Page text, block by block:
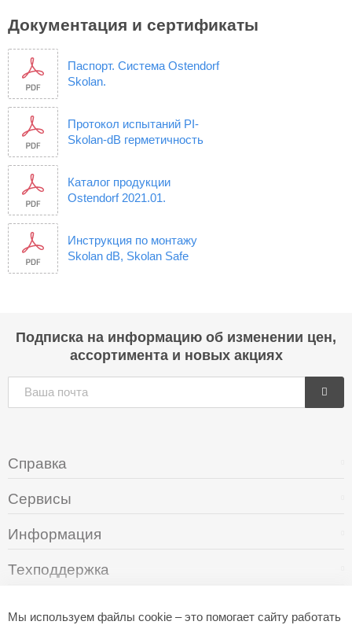
Документация и сертификаты
Паспорт. Система Ostendorf
Skolan.
Протокол испытаний PI-
Skolan-dB герметичность
Каталог продукции
Ostendorf 2021.01.
Инструкция по монтажу
Skolan dB, Skolan Safe
Мы используем файлы cookie – это помогает сайту работать
Подписка на информацию об изменении цен,
ассортимента и новых акциях
Справка
Сервисы
Информация
Техподдержка